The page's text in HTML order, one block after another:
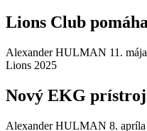
Lions Club
Alexander HULMAN Posted
11.
Lions 2025
Nový EKG
Alexander HULMAN Posted
8.